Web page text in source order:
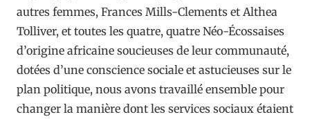
autres femmes, Frances Mills-Clements et Althea
Tolliver, et toutes les quatre, quatre Néo-Écossaises
d’origine africaine soucieuses de leur communauté,
dotées d’une conscience sociale et astucieuses sur le
plan politique, nous avons travaillé ensemble pour
changer la manière dont les services sociaux étaient